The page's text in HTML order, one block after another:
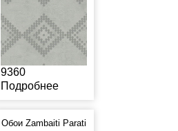
9360
Подробнее
Обои Zambaiti Parati